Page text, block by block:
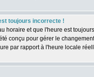
toujours incorrecte !
horaire et que l'heure est
conçu pour gérer le
par rapport à l'heure locale